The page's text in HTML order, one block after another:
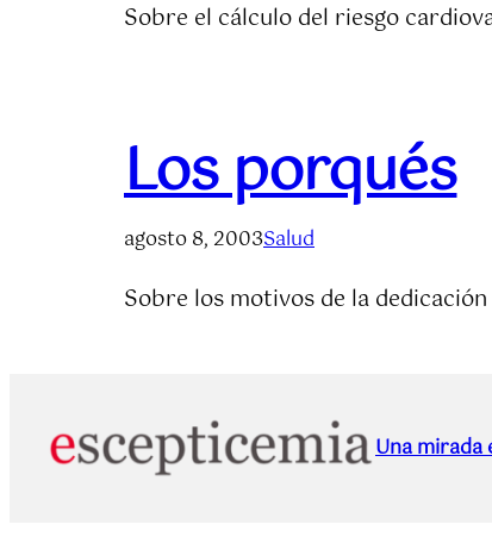
Sobre el cálculo del riesgo
Los porqués
agosto 8, 2003Salud
Sobre los motivos de la
Una mirada